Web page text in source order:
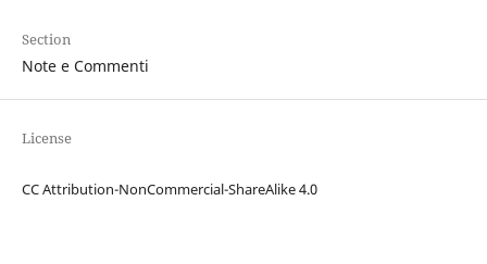
Section
Note e Commenti
License
CC Attribution-NonCommercial-ShareAlike 4.0